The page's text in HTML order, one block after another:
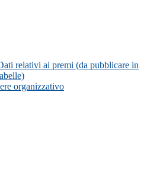
relativi ai premi (da pubblicare in
organizzativo